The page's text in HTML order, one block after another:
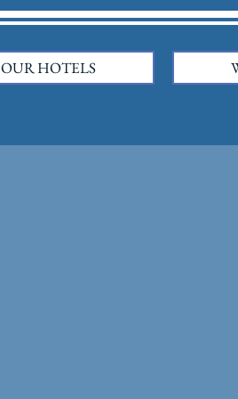
OUR HOTELS